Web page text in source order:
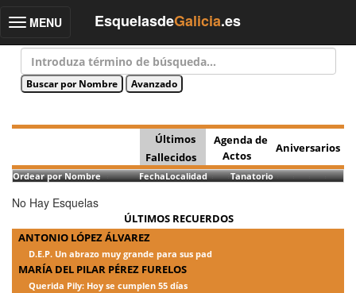
Toggle
MENU EsquelasdeGalicia.es
Últimos
Fallecidos
Agenda de
Actos
Aniversarios
Ordear por Nombre FechaLocalidad Tanatorio
No Hay Esquelas
ÚLTIMOS RECUERDOS
ANTONIO LÓPEZ ÁLVAREZ
D.E.P. Un abrazo muy grande para sus pad
MARÍA DEL PILAR PÉREZ FURELOS
Querida Pily: Hoy se cumplen 55 días